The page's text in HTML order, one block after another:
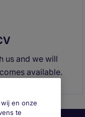
us and we will
available.
en onze
te